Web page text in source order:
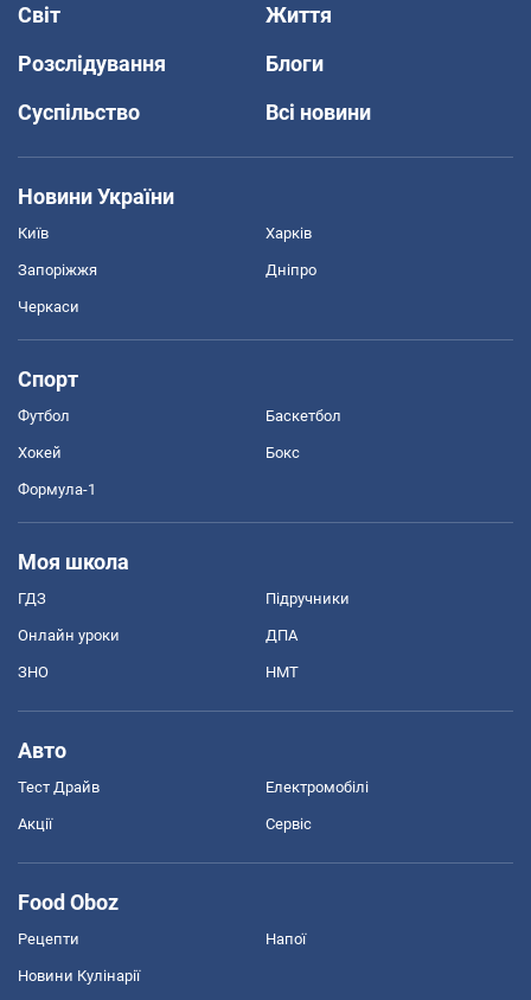
Світ
Життя
Розслідування
Блоги
Суспільство
Всі новини
Новини України
Київ Харків
Запоріжжя Дніпро
Черкаси
Спорт
Футбол Баскетбол
Хокей Бокс
Формула-1
Моя школа
ГДЗ Підручники
Онлайн уроки ДПА
ЗНО НМТ
Авто
Тест Драйв Електромобілі
Акції Сервіс
Food Oboz
Рецепти Напої
Новини Кулінарії